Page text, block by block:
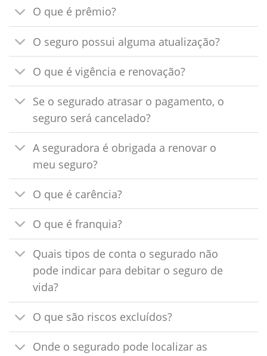
O que é prêmio?
O seguro possui alguma atualização?
O que é vigência e renovação?
Se o segurado atrasar o pagamento, o
seguro será cancelado?
A seguradora é obrigada a renovar o
meu seguro?
O que é carência?
O que é franquia?
Quais tipos de conta o segurado não
pode indicar para debitar o seguro de
vida?
O que são riscos excluídos?
Onde o segurado pode localizar as